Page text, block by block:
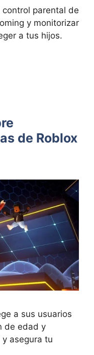
parental de
y monitorizar
a tus hijos.
de Roblox
a sus usuarios
de edad y
y asegura tu